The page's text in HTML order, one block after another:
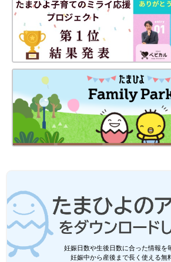
妊娠日数や生後日数に合った情報を
妊娠中から産後まで長く使える無